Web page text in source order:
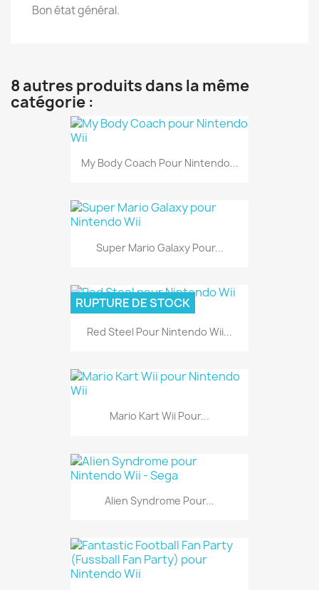
Bon état général.
8 autres produits dans la même
catégorie :
My Body Coach Pour Nintendo...
Super Mario Galaxy Pour...
Red Steel Pour Nintendo Wii...
RUPTURE DE STOCK
Mario Kart Wii Pour...
Alien Syndrome Pour...